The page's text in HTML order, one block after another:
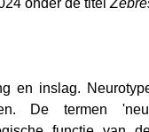
onder de titel
en inslag.
De termen